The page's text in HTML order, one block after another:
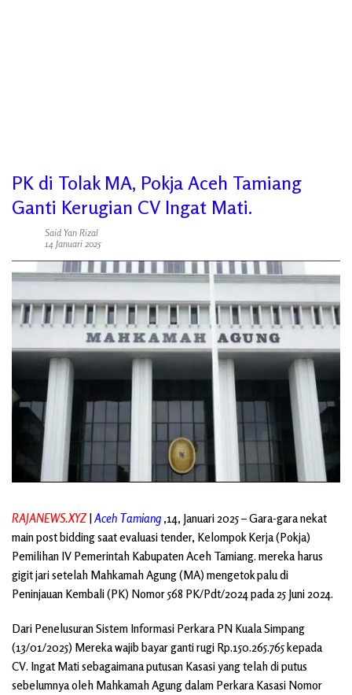
PK di Tolak MA, Pokja Aceh Tamiang
Ganti Kerugian CV Ingat Mati.
Said Yan Rizal
14 Januari 2025
RAJANEWS.XYZ|Aceh Tamiang ,14, Januari 2025 – Gara-gara nekat
main post bidding saat evaluasi tender, Kelompok Kerja (Pokja)
Pemilihan IV Pemerintah Kabupaten Aceh Tamiang. mereka harus
gigit jari setelah Mahkamah Agung (MA) mengetok palu di
Peninjauan Kembali (PK) Nomor 568 PK/Pdt/2024 pada 25 Juni 2024.
Dari Penelusuran Sistem Informasi Perkara PN Kuala Simpang
(13/01/2025) Mereka wajib bayar ganti rugi Rp.150.265.765 kepada
CV. Ingat Mati sebagaimana putusan Kasasi yang telah di putus
sebelumnya oleh Mahkamah Agung dalam Perkara Kasasi Nomor